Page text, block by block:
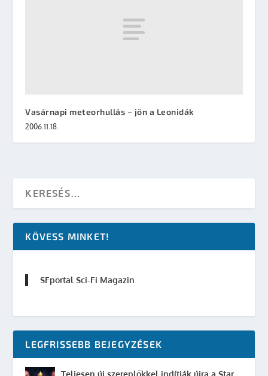
Vasárnapi meteorhullás – jön a Leonidák
2006.11.18.
KÖVESS MINKET!
SFportal Sci-Fi Magazin
LEGFRISSEBB BEJEGYZÉSEK
Teljesen új szereplőkkel indítják újra a Star